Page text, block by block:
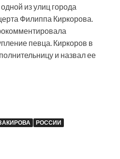
из улиц города
Филиппа Киркорова.
певца. Киркоров в
и назвал ее
РОССИИ